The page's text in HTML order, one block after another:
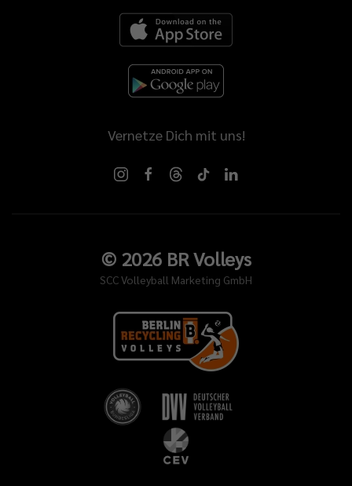
Vernetze Dich mit uns!
© 2026BR Volleys
SCC Volleyball Marketing GmbH